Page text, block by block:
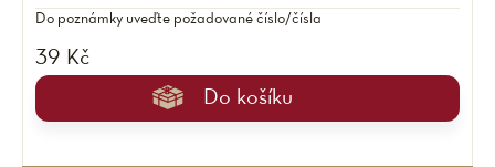
39 Kč
Do košíku
Do poznámky uveďte požadované číslo/čísla